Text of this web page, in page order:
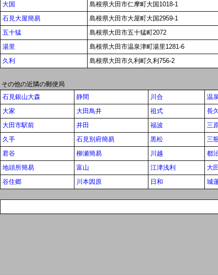
大国
島根県大田市仁摩町大国1018-1
石見大屋簡易
島根県大田市大屋町大国2959-1
五十猛
島根県大田市五十猛町2072
湯里
島根県大田市温泉津町湯里1281-6
久利
島根県大田市久利町久利756-2
その他の近隣の郵便局
石見銀山大森
静間 川合
温
大家
大田鳥井 祖式
長
大田市駅前
井田 福波
三
久手
石見別府簡易 黒松
三
君谷
柳瀬簡易 川越
都
地頭所簡易
富山 江津浅利
大
谷住郷
川本因原 日和 城